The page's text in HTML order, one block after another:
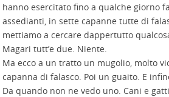
hanno esercitato fino a qualche giorno
assedianti, in sette capanne tutte di
mettiamo a cercare dappertutto
Magari tutt’e due. Niente.
Ma ecco a un tratto un mugolio, molto
capanna di falasco. Poi un guaito. E
Da quando non ne vedo uno. Cani e